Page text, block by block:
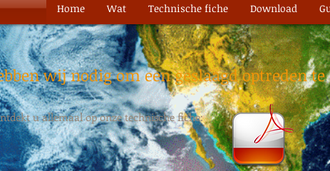
wij nodig om een geslaagd optreden
u allemaal op onze technische fiche:
Home Wat Technische fiche Download